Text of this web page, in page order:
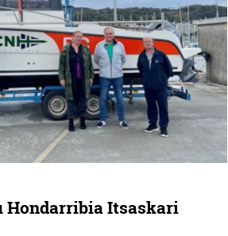
Hondarribia Itsaskari